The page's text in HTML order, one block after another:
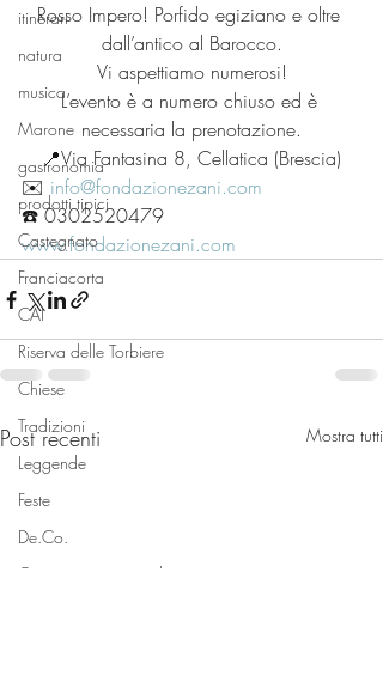
itinerari
natura
musica
Marone
gastronomia
prodotti tipici
Castegnato
Franciacorta
CAI
Riserva delle Torbiere
Chiese
Tradizioni
Leggende
Feste
De.Co.
Categoria senza titolo
Rosso Impero! Porfido egiziano e oltre
dall’antico al Barocco.
Vi aspettiamo numerosi!
L’evento è a numero chiuso ed è
necessaria la prenotazione.
📍Via Fantasina 8, Cellatica (Brescia)
✉️ info@fondazionezani.com
☎️ 0302520479
www.fondazionezani.com
Post recenti Mostra tutti